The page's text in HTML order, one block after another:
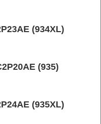
(934XL)
(935)
(935XL)